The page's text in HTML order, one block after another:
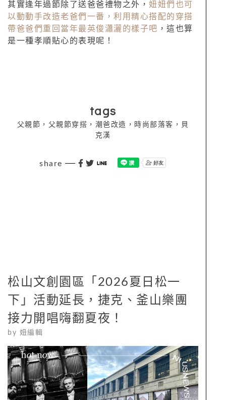
其實逢年過節除了送爸爸禮物之外， 妞妞們也可
以動動手改造老爸們一番，利用精心搭配的穿搭
帶爸爸們重回當年最英俊瀟灑的樣子吧 ，這也算
是一種孝順貼心的表現呢！
tags
父親節，父親節穿搭，潮爸改造，時尚部落客，貝
克漢
share
松山文創園區「2026夏日松一
下」活動延長，捷克、釜山樂團
接力開唱嗨翻夏夜！
by 妞編輯